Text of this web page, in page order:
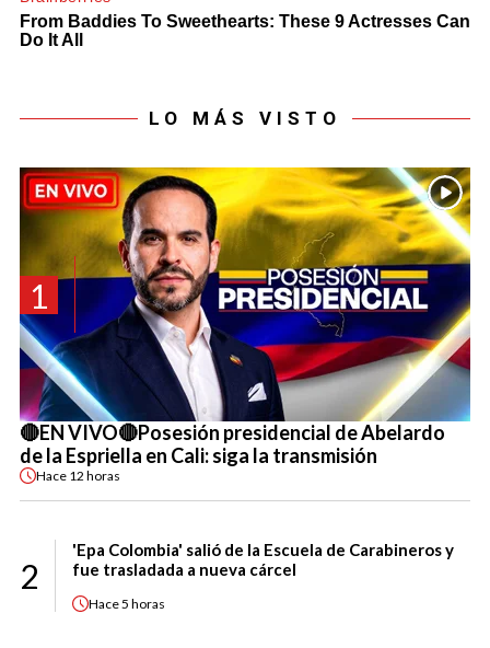
LO MÁS VISTO
1
🔴EN VIVO🔴Posesión presidencial de Abelardo
de la Espriella en Cali: siga la transmisión
Hace 12 horas
2
'Epa Colombia' salió de la Escuela de Carabineros y
fue trasladada a nueva cárcel
Hace5 horas